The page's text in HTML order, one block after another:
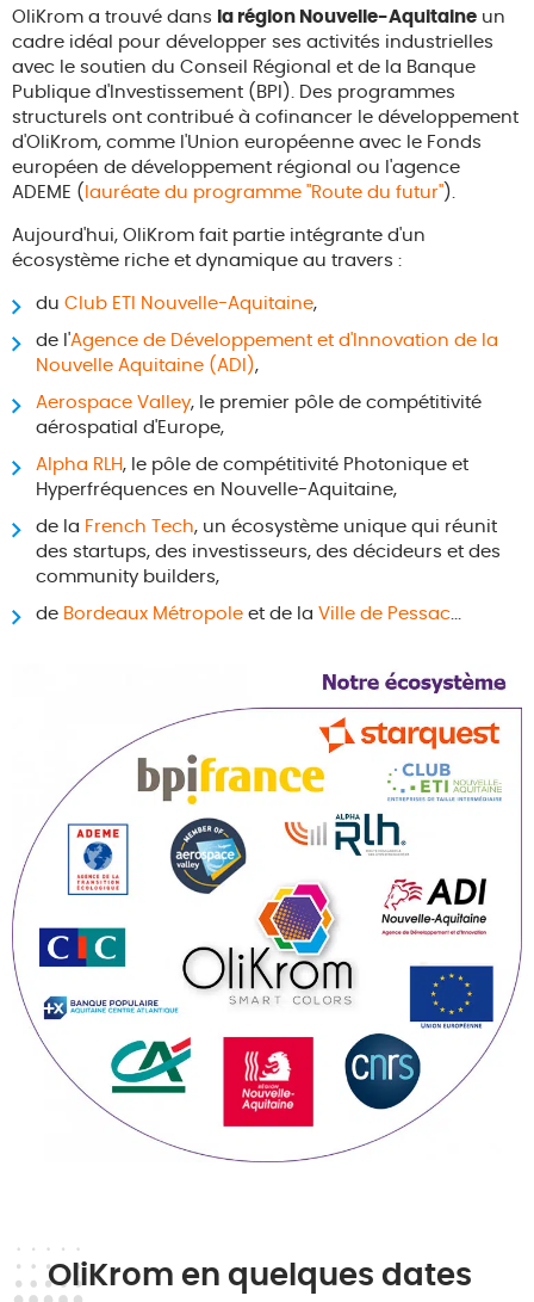
OliKrom a trouvé dans la région Nouvelle-Aquitaine un
cadre idéal pour développer ses activités industrielles
avec le soutien du Conseil Régional et de la Banque
Publique d'Investissement (BPI). Des programmes
structurels ont contribué à cofinancer le développement
d'OliKrom, comme l'Union européenne avec le Fonds
européen de développement régional ou l'agence
ADEME ( lauréate du programme "Route du futur").
Aujourd'hui, OliKrom fait partie intégrante d'un
écosystème riche et dynamique au travers :
du Club ETI Nouvelle-Aquitaine,
de l'Agence de Développement et d'Innovation de la
Nouvelle Aquitaine (ADI),
Aerospace Valley, le premier pôle de compétitivité
aérospatial d'Europe,
Alpha RLH, le pôle de compétitivité Photonique et
Hyperfréquences en Nouvelle-Aquitaine,
de la French Tech, un écosystème unique qui réunit
des startups, des investisseurs, des décideurs et des
community builders,
de Bordeaux Métropole et de la Ville de Pessac...
OliKrom en quelques dates